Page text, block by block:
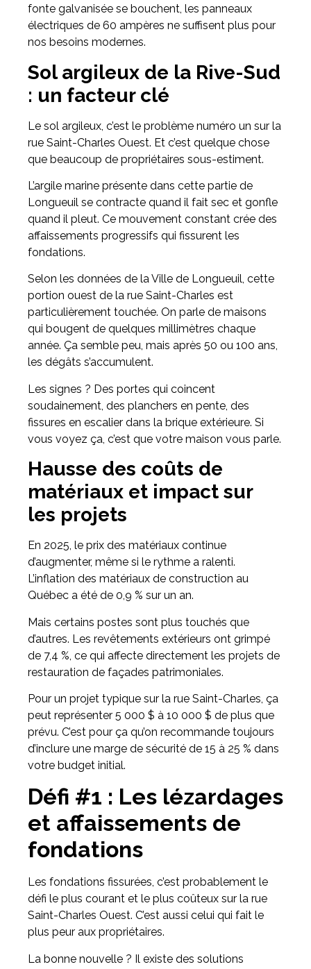
fonte galvanisée se bouchent, les panneaux
électriques de 60 ampères ne suffisent plus pour
nos besoins modernes.
Sol argileux de la Rive-Sud
: un facteur clé
Le sol argileux, c’est le problème numéro un sur la
rue Saint-Charles Ouest. Et c’est quelque chose
que beaucoup de propriétaires sous-estiment.
L’argile marine présente dans cette partie de
Longueuil se contracte quand il fait sec et gonfle
quand il pleut. Ce mouvement constant crée des
affaissements progressifs qui fissurent les
fondations.
Selon les données de la Ville de Longueuil, cette
portion ouest de la rue Saint-Charles est
particulièrement touchée. On parle de maisons
qui bougent de quelques millimètres chaque
année. Ça semble peu, mais après 50 ou 100 ans,
les dégâts s’accumulent.
Les signes ? Des portes qui coincent
soudainement, des planchers en pente, des
fissures en escalier dans la brique extérieure. Si
vous voyez ça, c’est que votre maison vous parle.
Hausse des coûts de
matériaux et impact sur
les projets
En 2025, le prix des matériaux continue
d’augmenter, même si le rythme a ralenti.
L’inflation des matériaux de construction au
Québec a été de 0,9 % sur un an.
Mais certains postes sont plus touchés que
d’autres. Les revêtements extérieurs ont grimpé
de 7,4 %, ce qui affecte directement les projets de
restauration de façades patrimoniales.
Pour un projet typique sur la rue Saint-Charles, ça
peut représenter 5 000 $ à 10 000 $ de plus que
prévu. C’est pour ça qu’on recommande toujours
d’inclure une marge de sécurité de 15 à 25 % dans
votre budget initial.
Défi #1 : Les lézardages
et affaissements de
fondations
Les fondations fissurées, c’est probablement le
défi le plus courant et le plus coûteux sur la rue
Saint-Charles Ouest. C’est aussi celui qui fait le
plus peur aux propriétaires.
La bonne nouvelle ? Il existe des solutions